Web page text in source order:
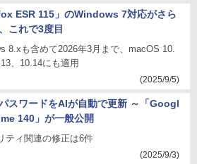
ESR 115」のWindows 7対応がさら
これで3度目
8.xも含めて2026年3月まで、macOS 10.
、10.14にも適用
(2025/9/5)
スワードをAIが自動で更新 ～「Googl
140」が一般公開
ティ関連の修正は6件
(2025/9/3)